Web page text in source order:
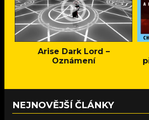
Arise Dark Lord –
Oznámení
NEJNOVĚJŠÍ ČLÁNKY